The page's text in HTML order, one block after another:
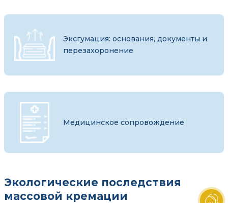
Эксгумация: основания, документы и
перезахоронение
Медицинское сопровождение
Экологические последствия
массовой кремации